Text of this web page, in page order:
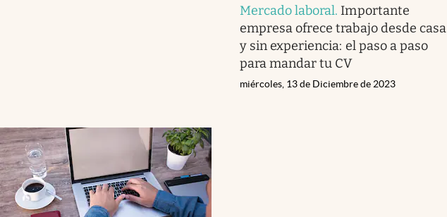
Mercado laboral. Importante
empresa ofrece trabajo desde casa
y sin experiencia: el paso a paso
para mandar tu CV
miércoles, 13 de Diciembre de 2023